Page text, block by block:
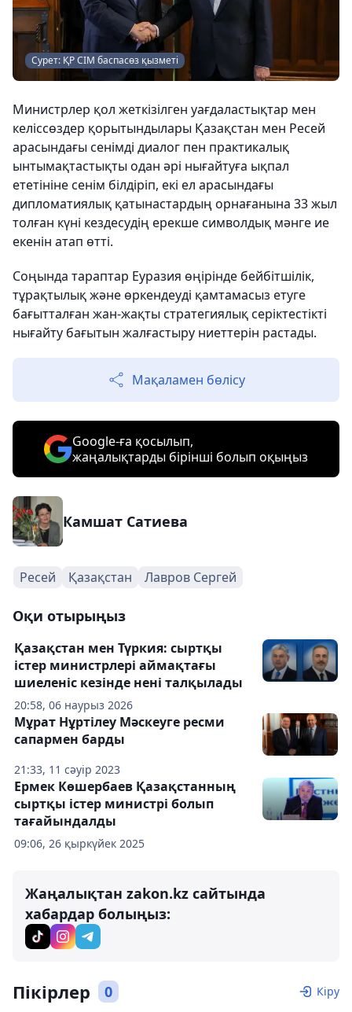
Сурет: ҚР СІМ баспасөз қызметі
Министрлер қол жеткізілген уағдаластықтар мен
келіссөздер қорытындылары Қазақстан мен Ресей
арасындағы сенімді диалог пен практикалық
ынтымақтастықты одан әрі нығайтуға ықпал
ететініне сенім білдіріп, екі ел арасындағы
дипломатиялық қатынастардың орнағанына 33 жыл
толған күні кездесудің ерекше символдық мәнге ие
екенін атап өтті.
Соңында тараптар Еуразия өңірінде бейбітшілік,
тұрақтылық және өркендеуді қамтамасыз етуге
бағытталған жан-жақты стратегиялық серіктестікті
нығайту бағытын жалғастыру ниеттерін растады.
Мақаламен бөлісу
Google-ға қосылып,
жаңалықтарды бірінші болып оқыңыз
Камшат Сатиева
Ресей Қазақстан Лавров Сергей
Оқи отырыңыз
20:58, 06 наурыз 2026
Қазақстан мен Түркия: сыртқы
істер министрлері аймақтағы
шиеленіс кезінде нені талқылады
21:33, 11 сәуір 2023
Мұрат Нұртілеу Мәскеуге ресми
сапармен барды
09:06, 26 қыркүйек 2025
Ермек Көшербаев Қазақстанның
сыртқы істер министрі болып
тағайындалды
Жаңалықтан zakon.kz сайтында
хабардар болыңыз:
Пікірлер 0 Кіру